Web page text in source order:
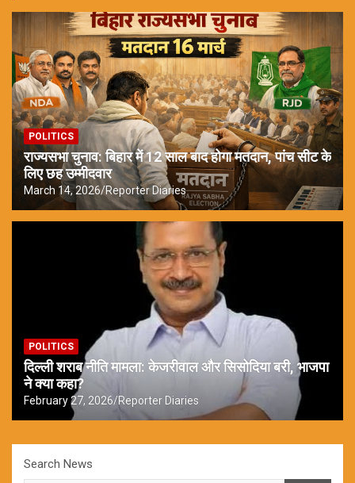
POLITICS
राज्यसभा चुनाव: बिहार में 12 साल बाद होगा मतदान, पांच सीट के
लिए छह उम्मीदवार
March 14, 2026 Reporter Diaries
POLITICS
दिल्ली शराब नीति मामला: केजरीवाल और सिसोदिया बरी, भाजपा
ने क्या कहा?
February 27, 2026 Reporter Diaries
Search News